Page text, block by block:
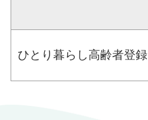
ひとり暮らし高齢者登録